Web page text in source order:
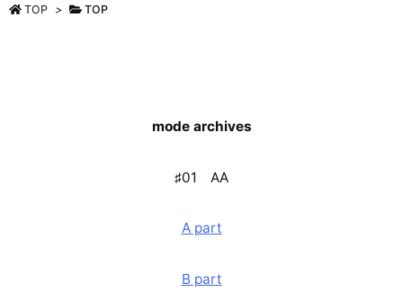
TOP > TOP
mode archives
♯01 AA
A part
B part